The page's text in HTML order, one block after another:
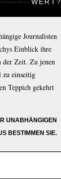
Journalisten
Einblick ihre
der Zeit. Zu jenen
zu einseitig
Teppich gekehrt
UNABHÄNGIGEN
BESTIMMEN SIE.